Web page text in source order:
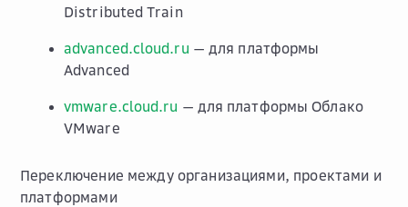
Distributed Train
advanced.cloud.ru — для платформы
Advanced
vmware.cloud.ru — для платформы Облако
VMware
Переключение между организациями, проектами и
платформами